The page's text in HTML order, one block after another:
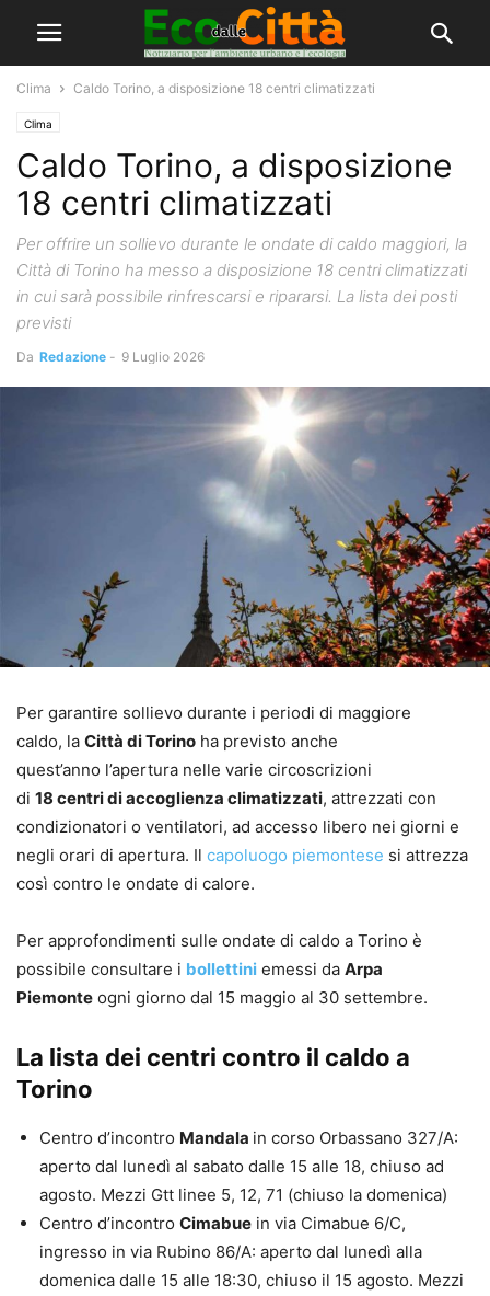
Clima Caldo Torino, a disposizione 18 centri climatizzati
Clima
Caldo Torino, a disposizione
18 centri climatizzati
Per offrire un sollievo durante le ondate di caldo maggiori, la
Città di Torino ha messo a disposizione 18 centri climatizzati
in cui sarà possibile rinfrescarsi e ripararsi. La lista dei posti
previsti
Da Redazione - 9 Luglio 2026
Per garantire sollievo durante i periodi di maggiore
caldo, la Città di Torino ha previsto anche
quest’anno l’apertura nelle varie circoscrizioni
di 18 centri di accoglienza climatizzati, attrezzati con
condizionatori o ventilatori, ad accesso libero nei giorni e
negli orari di apertura. Il capoluogo piemontese si attrezza
così contro le ondate di calore.
Per approfondimenti sulle ondate di caldo a Torino è
possibile consultare i bollettini emessi da Arpa
Piemonte ogni giorno dal 15 maggio al 30 settembre.
La lista dei centri contro il caldo a
Torino
Centro d’incontro Mandala in corso Orbassano 327/A:
aperto dal lunedì al sabato dalle 15 alle 18, chiuso ad
agosto. Mezzi Gtt linee 5, 12, 71 (chiuso la domenica)
Centro d’incontro Cimabue in via Cimabue 6/C,
ingresso in via Rubino 86/A: aperto dal lunedì alla
domenica dalle 15 alle 18:30, chiuso il 15 agosto. Mezzi